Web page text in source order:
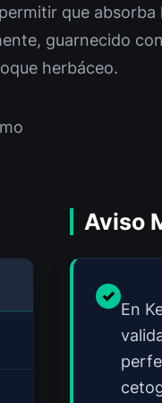
que absorba
guarnecido
herbáceo.
Aviso
En